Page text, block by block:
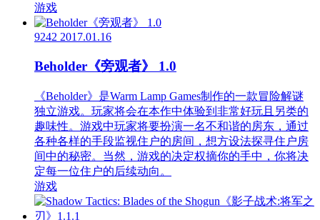
游戏
9242 2017.01.16
Beholder《旁观者》 1.0
《Beholder》是Warm Lamp Games制作的一款冒险解谜
独立游戏。玩家将会在本作中体验到非常好玩且另类的
趣味性。游戏中玩家将要扮演一名不和谐的房东，通过
各种各样的手段监视住户的房间，想方设法探寻住户房
间中的秘密。当然，游戏的决定权摘你的手中，你将决
定每一位住户的后续动向。
游戏